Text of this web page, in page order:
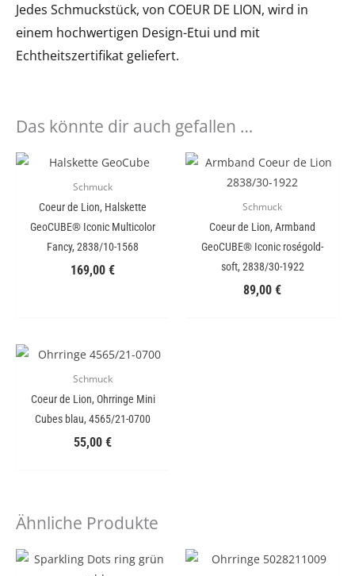
Jedes Schmuckstück, von COEUR DE LION, wird in
einem hochwertigen Design-Etui und mit
Echtheitszertifikat geliefert.
Das könnte dir auch gefallen …
Schmuck
Coeur de Lion, Halskette
GeoCUBE® Iconic Multicolor
Fancy, 2838/10-1568
169,00 €
Schmuck
Coeur de Lion, Armband
GeoCUBE® Iconic roségold-
soft, 2838/30-1922
89,00 €
Schmuck
Coeur de Lion, Ohrringe Mini
Cubes blau, 4565/21-0700
55,00 €
Ähnliche Produkte